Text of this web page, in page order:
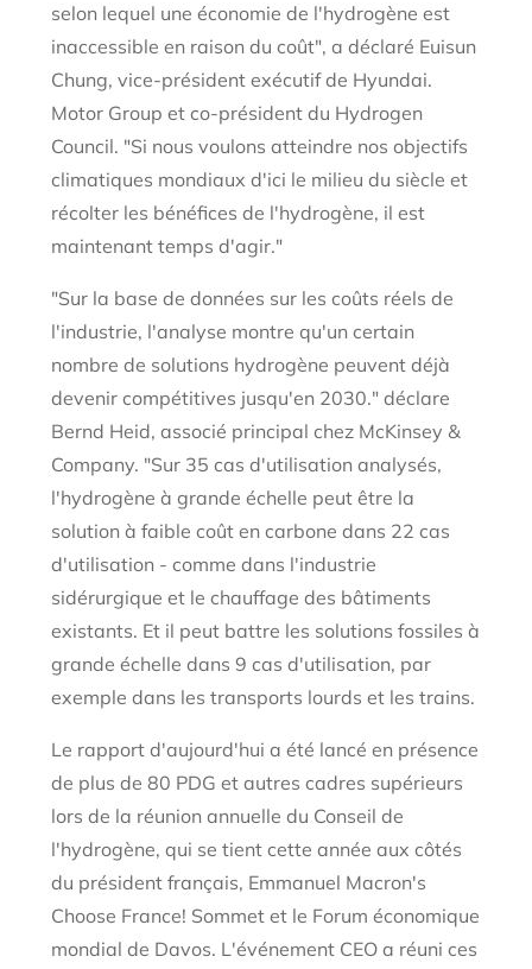
selon lequel une économie de l'hydrogène est
inaccessible en raison du coût", a déclaré Euisun
Chung, vice-président exécutif de Hyundai.
Motor Group et co-président du Hydrogen
Council. "Si nous voulons atteindre nos objectifs
climatiques mondiaux d'ici le milieu du siècle et
récolter les bénéfices de l'hydrogène, il est
maintenant temps d'agir."
"Sur la base de données sur les coûts réels de
l'industrie, l'analyse montre qu'un certain
nombre de solutions hydrogène peuvent déjà
devenir compétitives jusqu'en 2030." déclare
Bernd Heid, associé principal chez McKinsey &
Company. "Sur 35 cas d'utilisation analysés,
l'hydrogène à grande échelle peut être la
solution à faible coût en carbone dans 22 cas
d'utilisation - comme dans l'industrie
sidérurgique et le chauffage des bâtiments
existants. Et il peut battre les solutions fossiles à
grande échelle dans 9 cas d'utilisation, par
exemple dans les transports lourds et les trains.
Le rapport d'aujourd'hui a été lancé en présence
de plus de 80 PDG et autres cadres supérieurs
lors de la réunion annuelle du Conseil de
l'hydrogène, qui se tient cette année aux côtés
du président français, Emmanuel Macron's
Choose France! Sommet et le Forum économique
mondial de Davos. L'événement CEO a réuni ces